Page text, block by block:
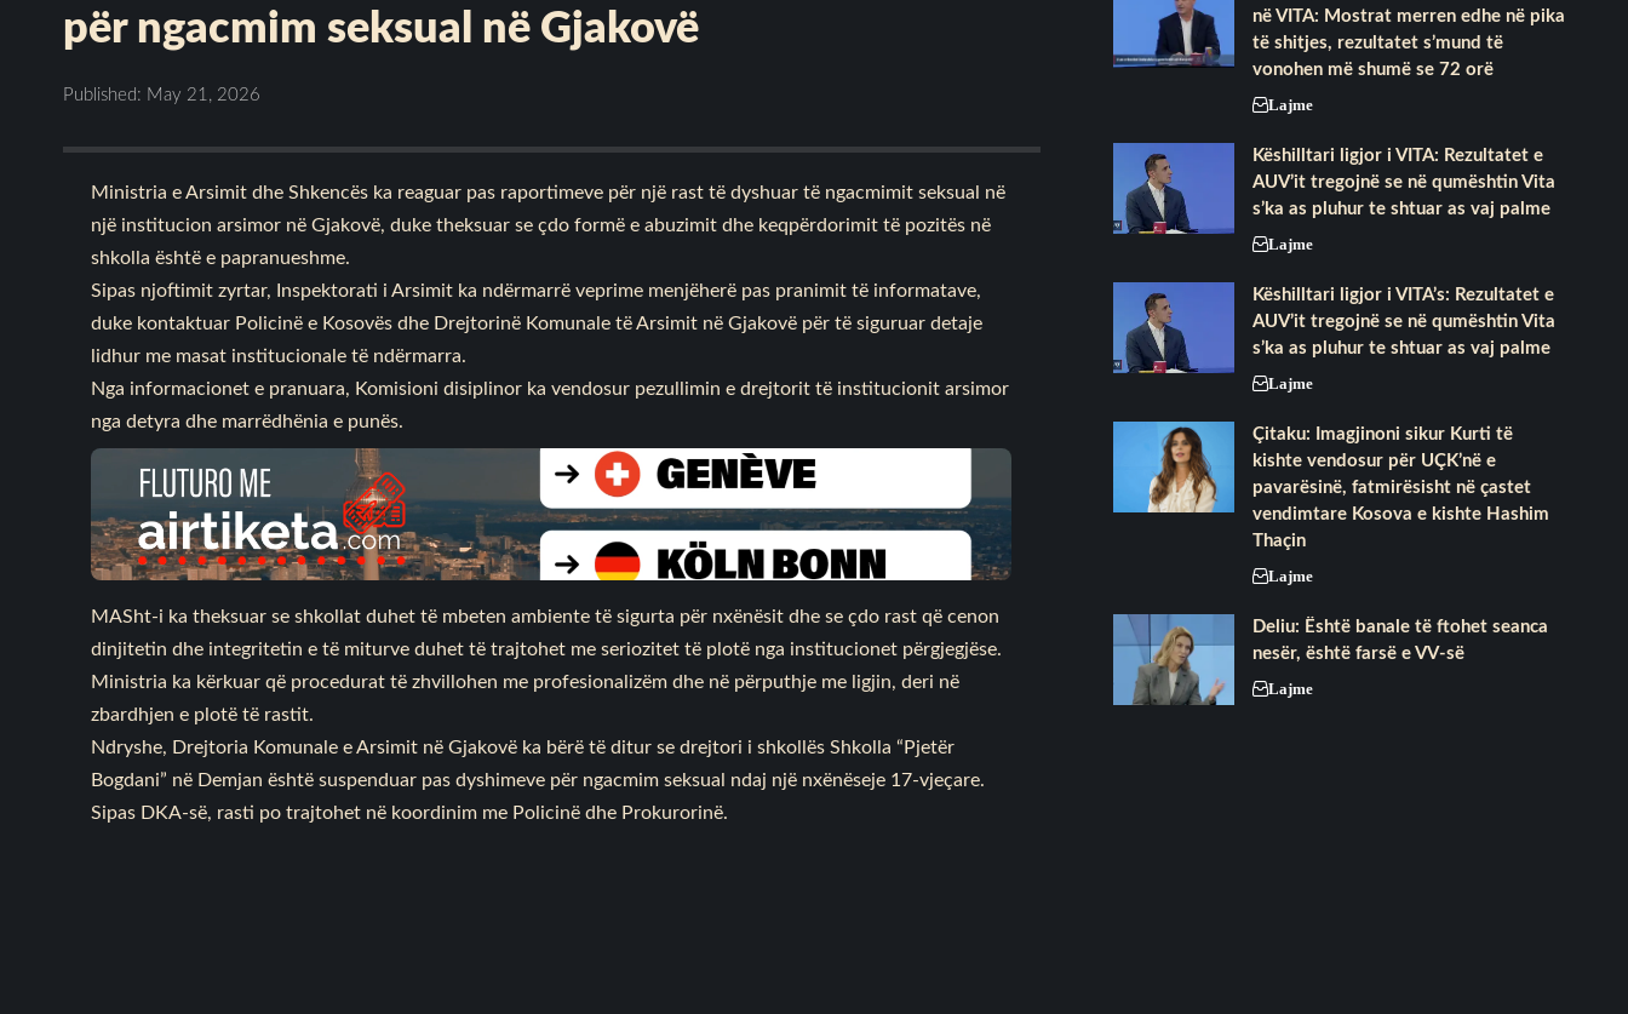
për ngacmim seksual në Gjakovë
Published: May 21, 2026
Ministria e Arsimit dhe Shkencës ka reaguar pas raportimeve për një rast të dyshuar të ngacmimit seksual në
një institucion arsimor në Gjakovë, duke theksuar se çdo formë e abuzimit dhe keqpërdorimit të pozitës në
shkolla është e papranueshme.
Sipas njoftimit zyrtar, Inspektorati i Arsimit ka ndërmarrë veprime menjëherë pas pranimit të informatave,
duke kontaktuar Policinë e Kosovës dhe Drejtorinë Komunale të Arsimit në Gjakovë për të siguruar detaje
lidhur me masat institucionale të ndërmarra.
Nga informacionet e pranuara, Komisioni disiplinor ka vendosur pezullimin e drejtorit të institucionit arsimor
nga detyra dhe marrëdhënia e punës.
MASht-i ka theksuar se shkollat duhet të mbeten ambiente të sigurta për nxënësit dhe se çdo rast që cenon
dinjitetin dhe integritetin e të miturve duhet të trajtohet me seriozitet të plotë nga institucionet përgjegjëse.
Ministria ka kërkuar që procedurat të zhvillohen me profesionalizëm dhe në përputhje me ligjin, deri në
zbardhjen e plotë të rastit.
Ndryshe, Drejtoria Komunale e Arsimit në Gjakovë ka bërë të ditur se drejtori i shkollës Shkolla “Pjetër
Bogdani” në Demjan është suspenduar pas dyshimeve për ngacmim seksual ndaj një nxënëseje 17-vjeçare.
Sipas DKA-së, rasti po trajtohet në koordinim me Policinë dhe Prokurorinë.
në VITA: Mostrat merren edhe në pika
të shitjes, rezultatet s’mund të
vonohen më shumë se 72 orë
Lajme
Këshilltari ligjor i VITA: Rezultatet e
AUV’it tregojnë se në qumështin Vita
s’ka as pluhur te shtuar as vaj palme
Lajme
Këshilltari ligjor i VITA’s: Rezultatet e
AUV’it tregojnë se në qumështin Vita
s’ka as pluhur te shtuar as vaj palme
Lajme
Çitaku: Imagjinoni sikur Kurti të
kishte vendosur për UÇK’në e
pavarësinë, fatmirësisht në çastet
vendimtare Kosova e kishte Hashim
Thaçin
Lajme
Deliu: Është banale të ftohet seanca
nesër, është farsë e VV-së
Lajme